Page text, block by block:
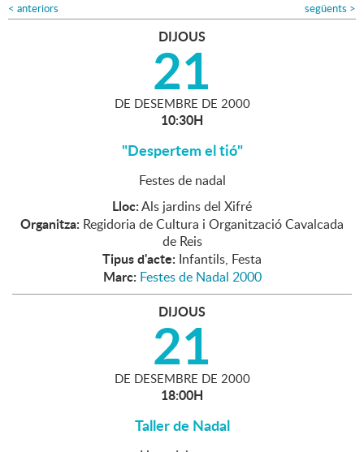
< anteriors següents >
DIJOUS
21
DE DESEMBRE DE 2000
10:30H
"Despertem el tió"
Festes de nadal
Lloc:Als jardins del Xifré
Organitza: Regidoria de Cultura i Organització Cavalcada
de Reis
Tipus d'acte: Infantils, Festa
Marc: Festes de Nadal 2000
DIJOUS
21
DE DESEMBRE DE 2000
18:00H
Taller de Nadal